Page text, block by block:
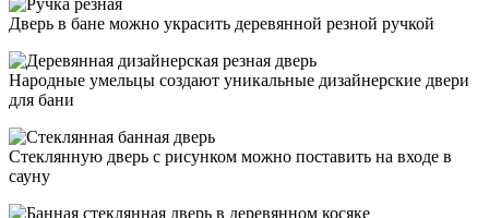
Дверь в бане можно украсить деревянной резной ручкой
Народные умельцы создают уникальные дизайнерские двери
для бани
Стеклянную дверь с рисунком можно поставить на входе в
сауну